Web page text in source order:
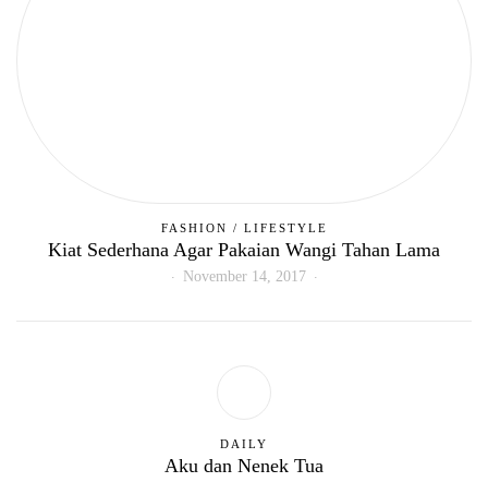
FASHION / LIFESTYLE
Kiat Sederhana Agar Pakaian Wangi Tahan Lama
November 14, 2017
DAILY
Aku dan Nenek Tua